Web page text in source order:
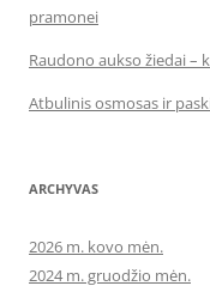
pramonei
Raudono aukso žiedai –
Atbulinis osmosas ir
ARCHYVAS
2026 m. kovo mėn.
2024 m. gruodžio mėn.